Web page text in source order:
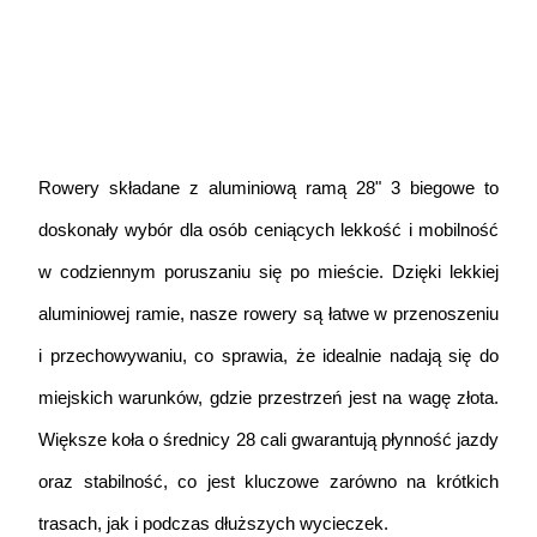
Rowery składane z aluminiową ramą 28" 3 biegowe to
doskonały wybór dla osób ceniących lekkość i mobilność
w codziennym poruszaniu się po mieście. Dzięki lekkiej
aluminiowej ramie, nasze rowery są łatwe w przenoszeniu
i przechowywaniu, co sprawia, że idealnie nadają się do
miejskich warunków, gdzie przestrzeń jest na wagę złota.
Większe koła o średnicy 28 cali gwarantują płynność jazdy
oraz stabilność, co jest kluczowe zarówno na krótkich
trasach, jak i podczas dłuższych wycieczek.